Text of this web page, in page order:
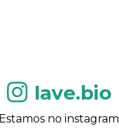
lave.bio
Estamos no instagram